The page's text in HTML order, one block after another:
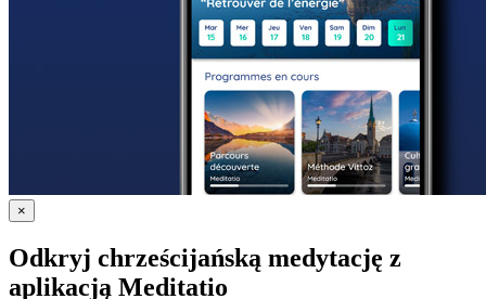
×
Odkryj chrześcijańską medytację z
aplikacją Meditatio